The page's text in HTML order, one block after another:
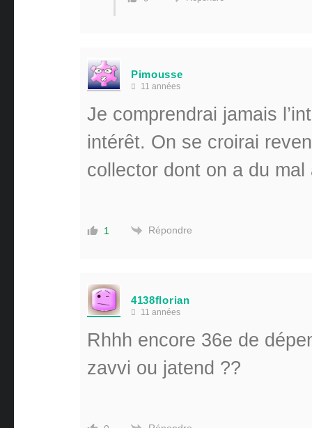
Pimousse
11 années
Je comprendrai jamais
intérêt. On se croirai
collector dont on a du mal
1 Répondre
4138florian
11 années
Rhhh encore 36e de
zavvi ou jatend ??